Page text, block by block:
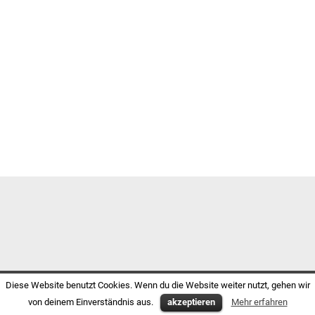
Diese Website benutzt Cookies. Wenn du die Website weiter nutzt, gehen wir
von deinem Einverständnis aus.
akzeptieren Mehr erfahren